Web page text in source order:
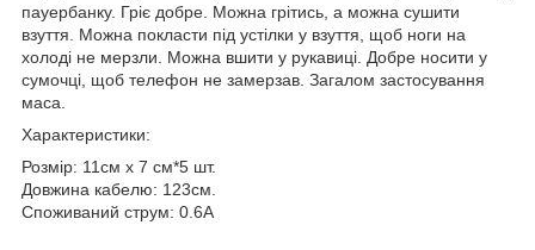
пауербанку. Гріє добре. Можна грітись, а можна сушити
взуття. Можна покласти під устілки у взуття, щоб ноги на
холоді не мерзли. Можна вшити у рукавиці. Добре носити у
сумочці, щоб телефон не замерзав. Загалом застосування
маса.
Характеристики:
Розмір: 11см x 7 см*5 шт.
Довжина кабелю: 123см.
Споживаний струм: 0.6А